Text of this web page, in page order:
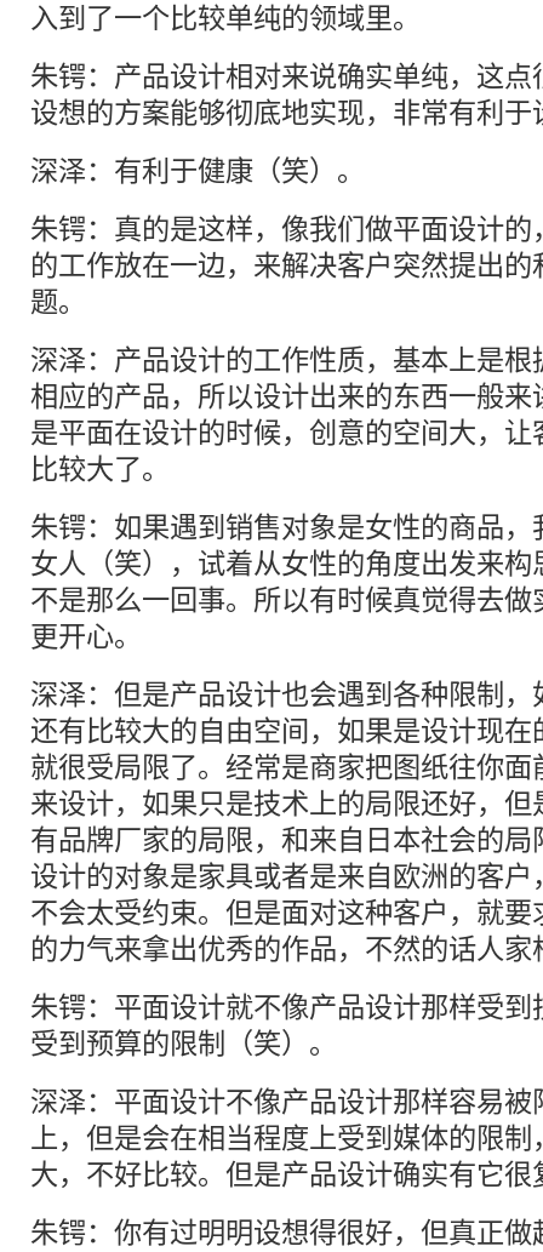
入到了一个比较单纯的领域里。
朱锷：产品设计相对来说确实单纯，这
设想的方案能够彻底地实现，非常有利
深泽：有利于健康（笑）。
朱锷：真的是这样，像我们做平面设计
的工作放在一边，来解决客户突然提出
题。
深泽：产品设计的工作性质，基本上是
相应的产品，所以设计出来的东西一般
是平面在设计的时候，创意的空间大，
比较大了。
朱锷：如果遇到销售对象是女性的商品
女人（笑），试着从女性的角度出发来
不是那么一回事。所以有时候真觉得去
更开心。
深泽：但是产品设计也会遇到各种限制
还有比较大的自由空间，如果是设计现
就很受局限了。经常是商家把图纸往你
来设计，如果只是技术上的局限还好，
有品牌厂家的局限，和来自日本社会的
设计的对象是家具或者是来自欧洲的客
不会太受约束。但是面对这种客户，就
的力气来拿出优秀的作品，不然的话人
朱锷：平面设计就不像产品设计那样受
受到预算的限制（笑）。
深泽：平面设计不像产品设计那样容易
上，但是会在相当程度上受到媒体的限
大，不好比较。但是产品设计确实有它
朱锷：你有过明明设想得很好，但真正